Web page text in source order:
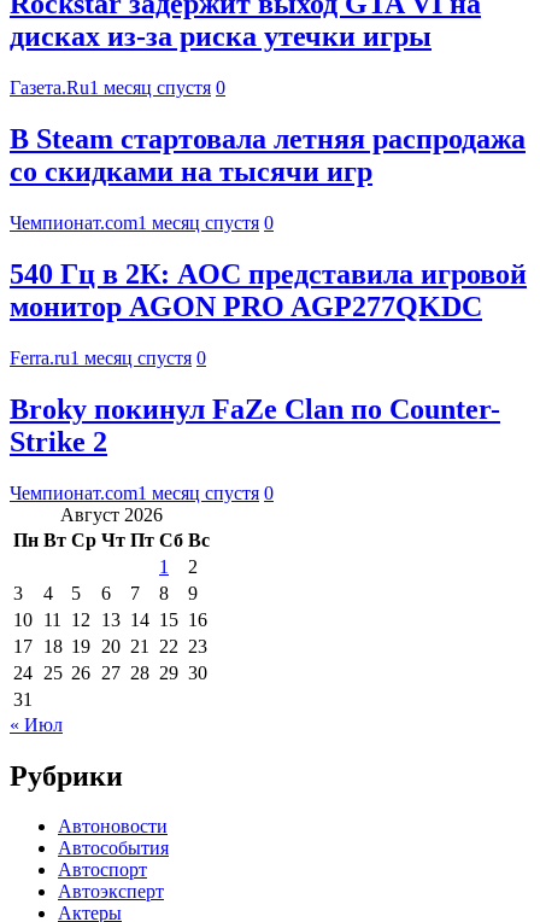
дисках из-за риска утечки игры
Газета.Ru1 месяц спустя 0
В Steam стартовала летняя распродажа
со скидками на тысячи игр
Чемпионат.com1 месяц спустя 0
540 Гц в 2К: AOC представила игровой
монитор AGON PRO AGP277QKDC
Ferra.ru1 месяц спустя 0
Broky покинул FaZe Clan по Counter-
Strike 2
Чемпионат.com1 месяц спустя 0
Август 2026
Пн Вт Ср Чт Пт Сб Вс
1
2
3
4 5 6 7 8
9
10 11 12 13 14 15 16
17 18 19 20 21 22 23
24 25 26 27 28 29 30
31
« Июл
Рубрики
Автоновости
Автособытия
Автоспорт
Автоэксперт
Актеры